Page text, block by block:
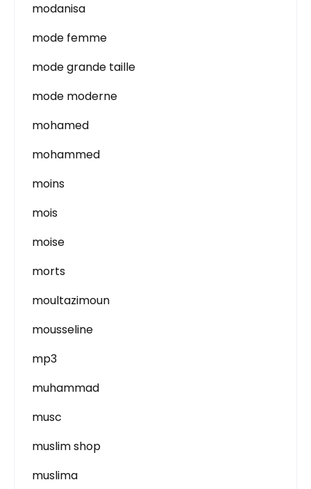
modanisa
mode femme
mode grande taille
mode moderne
mohamed
mohammed
moins
mois
moise
morts
moultazimoun
mousseline
mp3
muhammad
musc
muslim shop
muslima